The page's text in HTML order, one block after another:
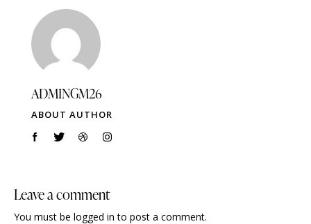
ADMINGM26
ABOUT AUTHOR
Leave a comment
You must be logged in to post a comment.